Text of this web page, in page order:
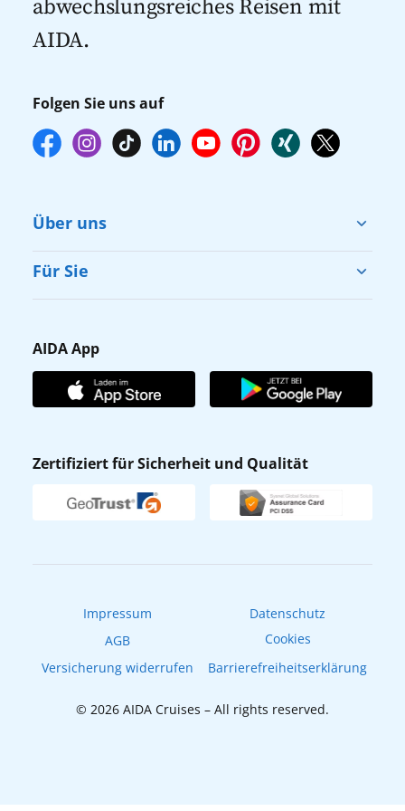
abwechslungsreiches Reisen mit
AIDA.
Folgen Sie uns auf
Über uns
Cruise & Help
Karriere
Affiliateprogramm
Verhaltens- & Ethikkodex
Newsletter
Für Sie
Gästefragebogen
AIDA Club
AIDA App
Zertifiziert für Sicherheit und Qualität
Impressum
Datenschutz
AGB
Cookies
Versicherung widerrufen
Barrierefreiheitserklärung
© 2026 AIDA Cruises – All rights reserved.